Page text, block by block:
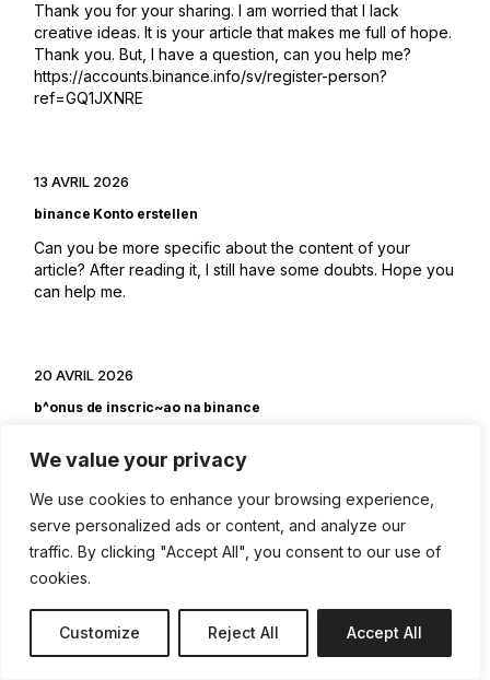
We value your privacy
We use cookies to enhance your browsing experience,
serve personalized ads or content, and analyze our
traffic. By clicking "Accept All", you consent to our use of
cookies.
Customize Reject All Accept All
Thank you for your sharing. I am worried that I lack
creative ideas. It is your article that makes me full of hope.
Thank you. But, I have a question, can you help me?
https://accounts.binance.info/sv/register-person?
ref=GQ1JXNRE
13 AVRIL 2026
binance Konto erstellen
Can you be more specific about the content of your
article? After reading it, I still have some doubts. Hope you
can help me.
20 AVRIL 2026
b^onus de inscric~ao na binance
Just kidding, mainly because I had some doubts after
29 AVRIL 2026
I don’t think the title of your article matches the content lol.
Just kidding, mainly because I had some doubts after